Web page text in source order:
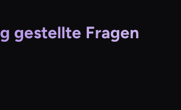
gestellte Fragen